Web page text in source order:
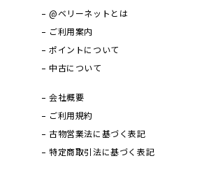
@ベリーネットとは
ご利用案内
ポイントについて
中古について
会社概要
ご利用規約
古物営業法に基づく表記
特定商取引法に基づく表記